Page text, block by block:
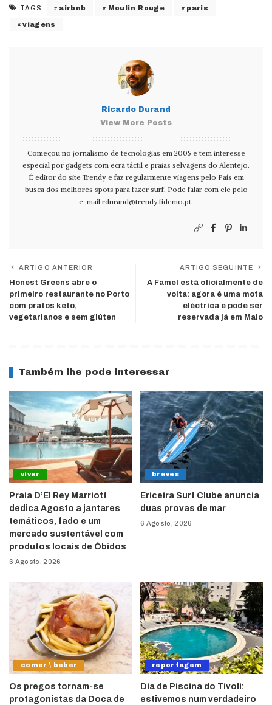
TAGS: airbnb Moulin Rouge paris
viagens
Ricardo Durand
View More Posts
Começou no jornalismo de tecnologias em 2005 e tem interesse
especial por gadgets com ecrã táctil e praias selvagens do Alentejo.
É editor do site Trendy e faz regularmente viagens pelo País em
busca dos melhores spots para fazer surf. Pode falar com ele pelo
e-mail rdurand@trendy.fidemo.pt.
ARTIGO ANTERIOR
Honest Greens abre o
primeiro restaurante no Porto
com pratos keto,
vegetarianos e sem glúten
ARTIGO SEGUINTE
A Famel está oficialmente de
volta: agora é uma mota
eléctrica e pode ser
reservada já em Maio
Também lhe pode interessar
viver
Praia D’El Rey Marriott
dedica Agosto a jantares
temáticos, fado e um
mercado sustentável com
produtos locais de Óbidos
6 Agosto, 2026
breves
Ericeira Surf Clube anuncia
duas provas de mar
6 Agosto, 2026
comer \ beber
Os pregos tornam-se
protagonistas da Doca de
reportagem
Dia de Piscina do Tivoli:
estivemos num verdadeiro